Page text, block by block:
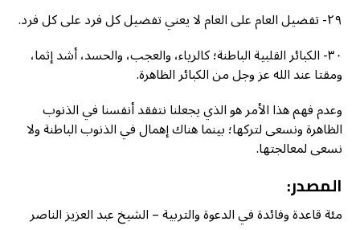
٢٩- تفضيل العام على العام لا يعني تفضيل كل فرد على كل فرد.
٣٠- الكبائر القلبية الباطنة؛ كالرياء، والعجب، والحسد، أشد إثما،
ومقتا عند الله عز وجل من الكبائر الظاهرة.
وعدم فهم هذا الأمر هو الذي يجعلنا نتفقد أنفسنا في الذنوب
الظاهرة ونسعى لتركها؛ بينما هناك إهمال في الذنوب الباطنة ولا
نسعى لمعالجتها.
المصدر:
مئة قاعدة وفائدة في الدعوة والتربية – الشيخ عبد العزيز الناصر